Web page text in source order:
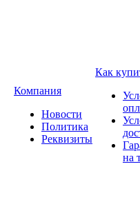
Компания
Новости
Политика
Реквизиты
Как
на